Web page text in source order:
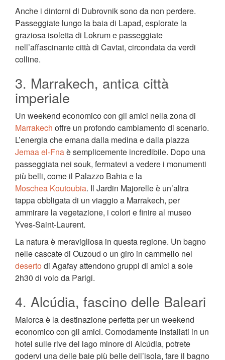
Anche i dintorni di Dubrovnik sono da non perdere.
Passeggiate lungo la baia di Lapad, esplorate la
graziosa isoletta di Lokrum e passeggiate
nell’affascinante città di Cavtat, circondata da verdi
colline.
3. Marrakech, antica città
imperiale
Un weekend economico con gli amici nella zona di
Marrakech offre un profondo cambiamento di scenario.
L’energia che emana dalla medina e dalla piazza
Jemaa el-Fnaè semplicemente incredibile. Dopo una
passeggiata nei souk, fermatevi a vedere i monumenti
più belli, come il Palazzo Bahia e la
Moschea Koutoubia. Il Jardin Majorelle è un’altra
tappa obbligata di un viaggio a Marrakech, per
ammirare la vegetazione, i colori e finire al museo
Yves-Saint-Laurent.
La natura è meravigliosa in questa regione. Un bagno
nelle cascate di Ouzoud o un giro in cammello nel
deserto di Agafay attendono gruppi di amici a sole
2h30 di volo da Parigi.
4. Alcúdia, fascino delle Baleari
Maiorca è la destinazione perfetta per un weekend
economico con gli amici. Comodamente installati in un
hotel sulle rive del lago minore di Alcúdia, potrete
godervi una delle baie più belle dell’isola, fare il bagno